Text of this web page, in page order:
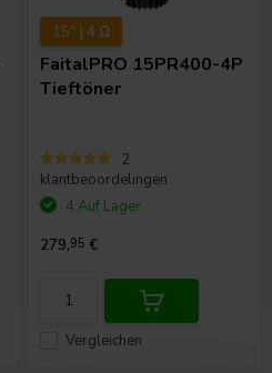
15" | 4 Ω
FaitalPRO 15PR400-4P
Tieftöner
2
klantbeoordelingen
Vergleichen
4 Auf Lager
279,95 €